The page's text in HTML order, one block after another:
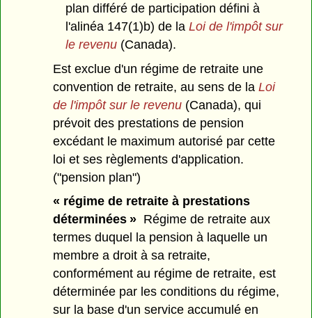
plan différé de participation défini à
l'alinéa 147(1)b) de la Loi de l'impôt sur
le revenu(Canada).
Est exclue d'un régime de retraite une
convention de retraite, au sens de laLoi
de l'impôt sur le revenu (Canada), qui
prévoit des prestations de pension
excédant le maximum autorisé par cette
loi et ses règlements d'application.
("pension plan")
« régime de retraite à prestations
déterminées » Régime de retraite aux
termes duquel la pension à laquelle un
membre a droit à sa retraite,
conformément au régime de retraite, est
déterminée par les conditions du régime,
sur la base d'un service accumulé en